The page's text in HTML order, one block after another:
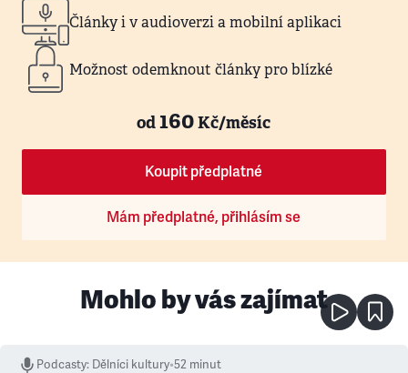
Články i v audioverzi a mobilní aplikaci
Možnost odemknout články pro blízké
od160Kč/měsíc
Koupit předplatné
Mám předplatné, přihlásím se
Mohlo by vás zajímat
Podcasty: Dělníci kultury•52 minut